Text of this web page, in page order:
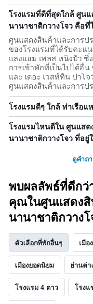
โรงแรมที่ดีที่สุดใกล้ ศูน
นานาชาติกวางโจว คือที่
ศูนแสดงสินค้าและการป
ของโรงแรมที่ได้รับคะแ
แลงแฮม เพลส หนิงปัว
การเข้าพักที่เป็นไปได้อื่
และ เดอะ เวสท์ทิน ปาโ
ศูนแสดงสินค้าและการป
โรงแรมดีๆ ใกล้ ท่าเรือ
โรงแรมไหนดีใน ศูนแส
นานาชาติกวางโจว ที่อยู่
ดูคำถ
พบผลลัพธ์ที่ดีกว่
คุณในศูนแสดงสิ
นานาชาติกวางโ
ตัวเลือกที่พักอื่นๆ เมื
เมืองยอดนิยม ย่านต่า
โรงแรม 4 ดาว โรงแ